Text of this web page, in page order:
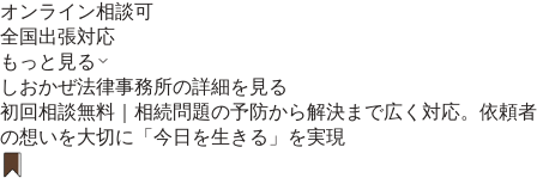
オンライン相談可
全国出張対応
もっと見る
しおかぜ法律事務所の詳細を見る
初回相談無料｜相続問題の予防から解決まで広く対応。依頼者
の想いを大切に「今日を生きる」を実現